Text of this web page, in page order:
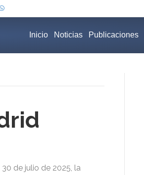
Inicio Noticias Publicaciones
de julio de 2025, la